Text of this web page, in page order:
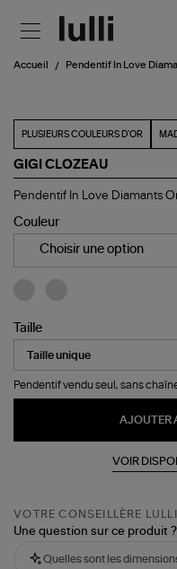
Accueil Pendentif In Love
PLUSIEURS COULEURS D'OR
GIGI CLOZEAU
Pendentif
Love
Diamants
Pendentif In Love Diamants
Couleur
Choisir une option
Taille
Pendentif vendu seul, sans
AJOUTER
VOIR
VOTRE CONSEILLÈRE LULLI
Une question sur ce produit ?
Quelles sont les